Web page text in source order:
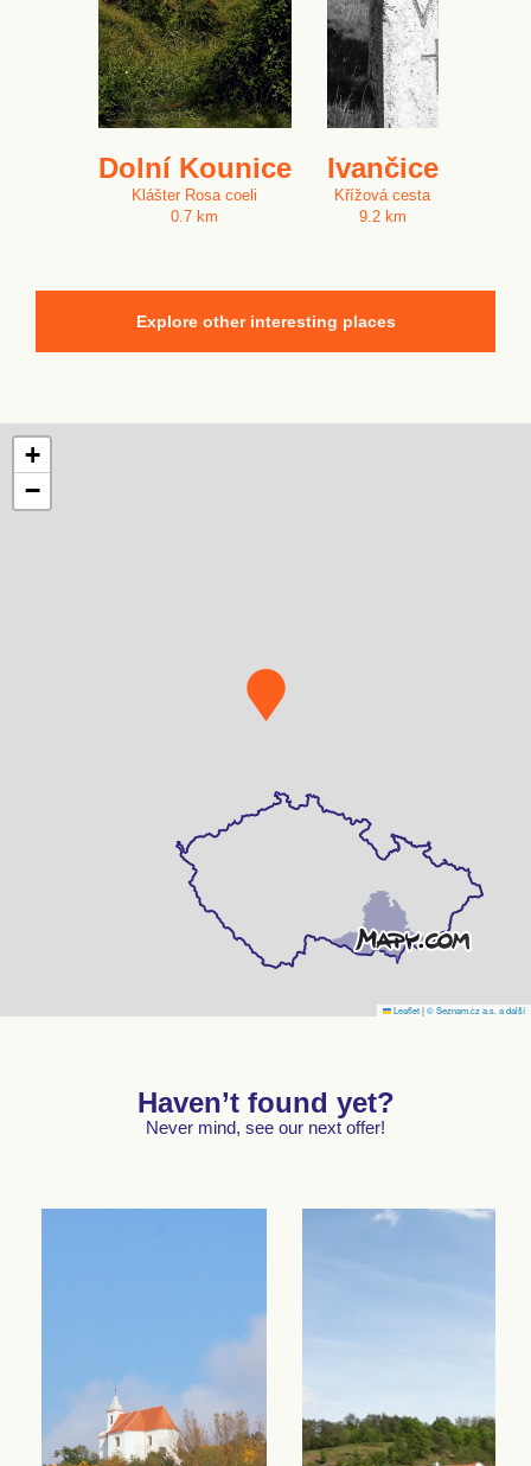
Dolní Kounice
Klášter Rosa coeli
0.7 km
Ivančice
Křížová cesta
9.2 km
Explore other interesting places
+
−
Leaflet|© Seznam.cz a.s. a další
Haven’t found yet?
Never mind, see our next offer!